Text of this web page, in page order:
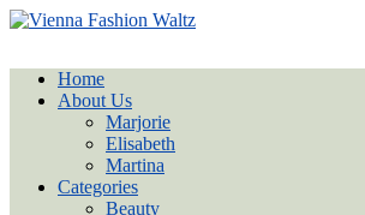
Home
About Us
Marjorie
Elisabeth
Martina
Categories
Beauty